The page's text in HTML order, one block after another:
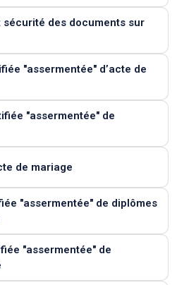
des documents sur
"assermentée" d’acte de
"assermentée" de
de mariage
de diplômes
"assermentée" de